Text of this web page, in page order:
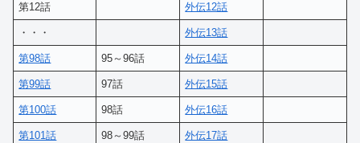
第12話 外伝12話
・・・ 外伝13話
第98話 95～96話 外伝14話
第99話 97話 外伝15話
第100話 98話 外伝16話
第101話 98～99話 外伝17話